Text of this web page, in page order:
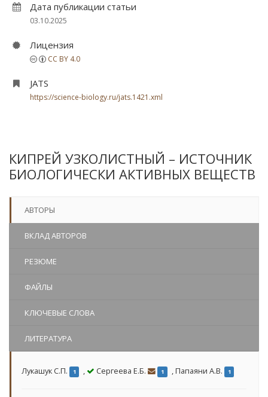
Дата публикации статьи
03.10.2025
Лицензия
CC BY 4.0
JATS
https://science-biology.ru/jats.1421.xml
КИПРЕЙ УЗКОЛИСТНЫЙ – ИСТОЧНИК
БИОЛОГИЧЕСКИ АКТИВНЫХ ВЕЩЕСТВ
АВТОРЫ
ВКЛАД АВТОРОВ
РЕЗЮМЕ
ФАЙЛЫ
КЛЮЧЕВЫЕ СЛОВА
ЛИТЕРАТУРА
Лукашук С.П. 1 , Сергеева Е.Б. 1 ,Папаяни А.В. 1